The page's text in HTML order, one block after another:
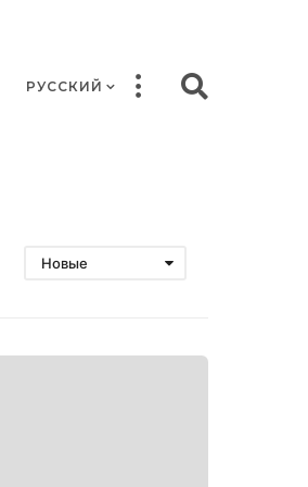
РУССКИЙ
Новые